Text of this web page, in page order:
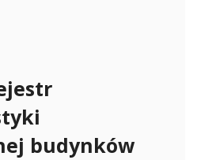
budynków